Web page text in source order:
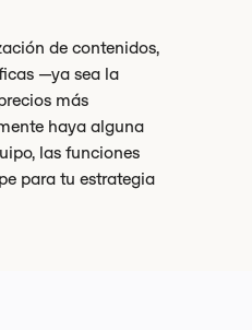
de contenidos,
—ya sea la
más
haya alguna
las funciones
para tu estrategia